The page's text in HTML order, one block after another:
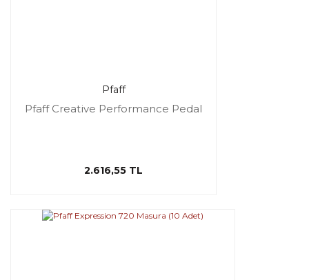
Pfaff
Pfaff Creative Performance Pedal
2.616,55 TL